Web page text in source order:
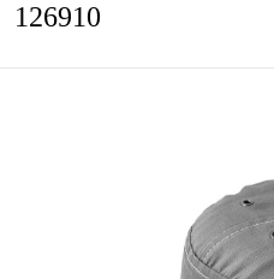
126910